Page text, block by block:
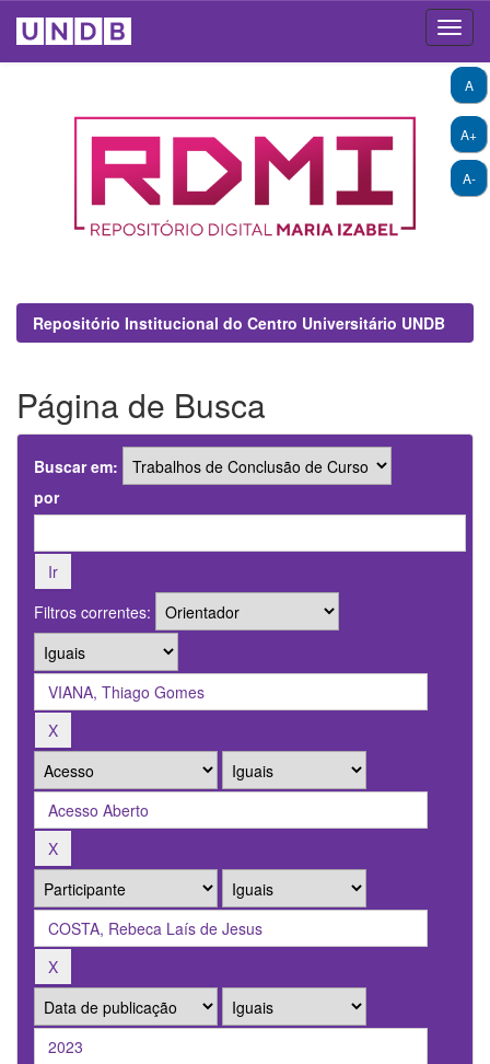
A+
A-
A
Repositório Institucional do Centro Universitário UNDB
Página de Busca
Buscar em:
por
Filtros correntes: